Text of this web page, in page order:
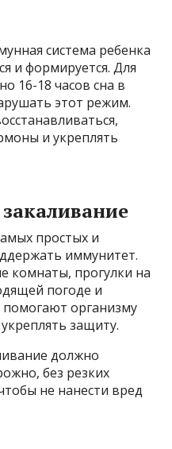
система ребенка
и формируется. Для
16-18 часов сна в
этот режим.
и укреплять
простых и
иммунитет.
комнаты, прогулки на
погоде и
помогают организму
защиту.
должно
без резких
не нанести вред